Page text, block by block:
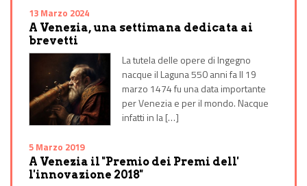
13 Marzo 2024
A Venezia, una settimana dedicata ai
brevetti
La tutela delle opere di Ingegno
nacque il Laguna 550 anni fa Il 19
marzo 1474 fu una data importante
per Venezia e per il mondo. Nacque
infatti in la […]
5 Marzo 2019
A Venezia il "Premio dei Premi dell'
l'innovazione 2018"